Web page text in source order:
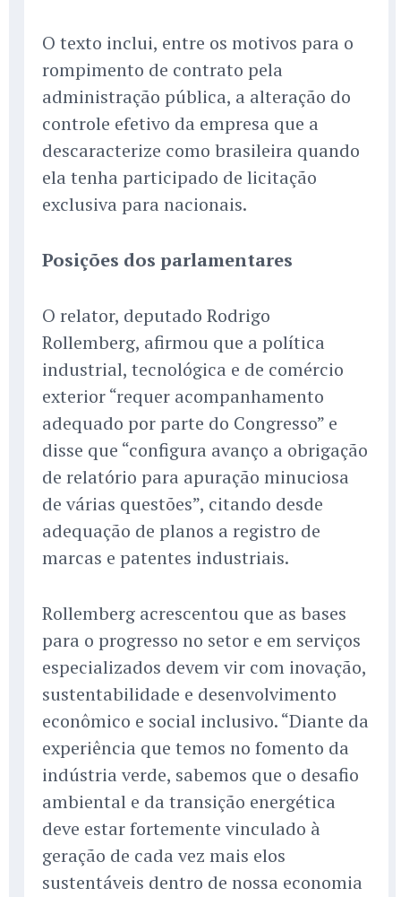
O texto inclui, entre os motivos para o
rompimento de contrato pela
administração pública, a alteração do
controle efetivo da empresa que a
descaracterize como brasileira quando
ela tenha participado de licitação
exclusiva para nacionais.
Posições dos parlamentares
O relator, deputado Rodrigo
Rollemberg, afirmou que a política
industrial, tecnológica e de comércio
exterior “requer acompanhamento
adequado por parte do Congresso” e
disse que “configura avanço a obrigação
de relatório para apuração minuciosa
de várias questões”, citando desde
adequação de planos a registro de
marcas e patentes industriais.
Rollemberg acrescentou que as bases
para o progresso no setor e em serviços
especializados devem vir com inovação,
sustentabilidade e desenvolvimento
econômico e social inclusivo. “Diante da
experiência que temos no fomento da
indústria verde, sabemos que o desafio
ambiental e da transição energética
deve estar fortemente vinculado à
geração de cada vez mais elos
sustentáveis dentro de nossa economia